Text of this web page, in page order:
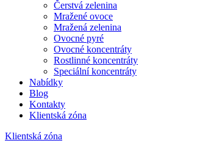
Čerstvá zelenina
Mražené ovoce
Mražená zelenina
Ovocné pyré
Ovocné koncentráty
Rostlinné koncentráty
Speciální koncentráty
Nabídky
Blog
Kontakty
Klientská zóna
Klientská zóna